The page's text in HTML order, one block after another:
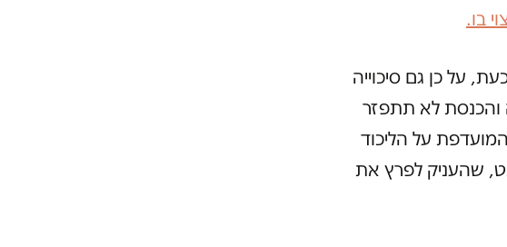
בו.
על כן גם סיכוייה
לא תתפזר
על הליכוד
שהעניק לפרץ את